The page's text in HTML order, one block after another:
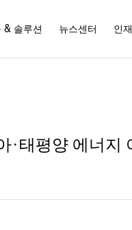
& 솔루션 뉴스센터 인
·태평양 에너지